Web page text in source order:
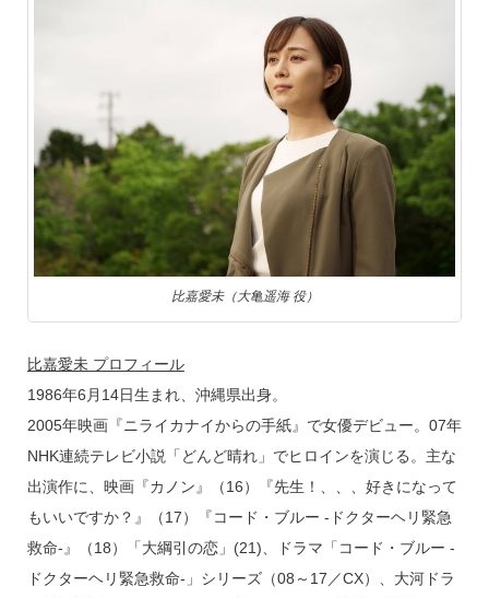
比嘉愛未（大亀遥海 役）
比嘉愛未 プロフィール
1986年6月14日生まれ、沖縄県出身。
2005年映画『ニライカナイからの手紙』で女優デビュー。07年
NHK連続テレビ小説「どんど晴れ」でヒロインを演じる。主な
出演作に、映画『カノン』（16）『先生！、、、好きになって
もいいですか？』（17）『コード・ブルー -ドクターヘリ緊急
救命-』（18）「大綱引の恋」(21)、ドラマ「コード・ブルー -
ドクターヘリ緊急救命-」シリーズ（08～17／CX）、大河ドラ